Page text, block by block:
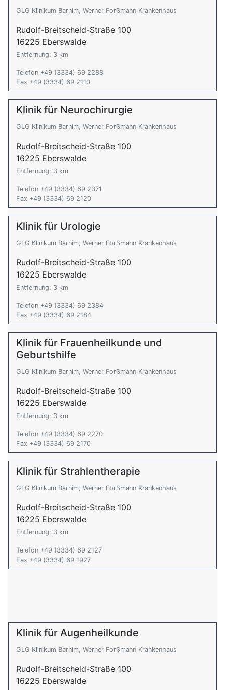
GLG Klinikum Barnim, Werner Forßmann Krankenhaus
Rudolf-Breitscheid-Straße 100
16225 Eberswalde
Entfernung: 3 km
Telefon +49 (3334) 69 2288
Fax +49 (3334) 69 2110
Klinik für Neurochirurgie
GLG Klinikum Barnim, Werner Forßmann Krankenhaus
Rudolf-Breitscheid-Straße 100
16225 Eberswalde
Entfernung: 3 km
Telefon +49 (3334) 69 2371
Fax +49 (3334) 69 2120
Klinik für Urologie
GLG Klinikum Barnim, Werner Forßmann Krankenhaus
Rudolf-Breitscheid-Straße 100
16225 Eberswalde
Entfernung: 3 km
Telefon +49 (3334) 69 2384
Fax +49 (3334) 69 2184
Klinik für Frauenheilkunde und
Geburtshilfe
GLG Klinikum Barnim, Werner Forßmann Krankenhaus
Rudolf-Breitscheid-Straße 100
16225 Eberswalde
Entfernung: 3 km
Telefon +49 (3334) 69 2270
Fax +49 (3334) 69 2170
Klinik für Strahlentherapie
GLG Klinikum Barnim, Werner Forßmann Krankenhaus
Rudolf-Breitscheid-Straße 100
16225 Eberswalde
Entfernung: 3 km
Telefon +49 (3334) 69 2127
Fax +49 (3334) 69 1927
Klinik für Augenheilkunde
GLG Klinikum Barnim, Werner Forßmann Krankenhaus
Rudolf-Breitscheid-Straße 100
16225 Eberswalde